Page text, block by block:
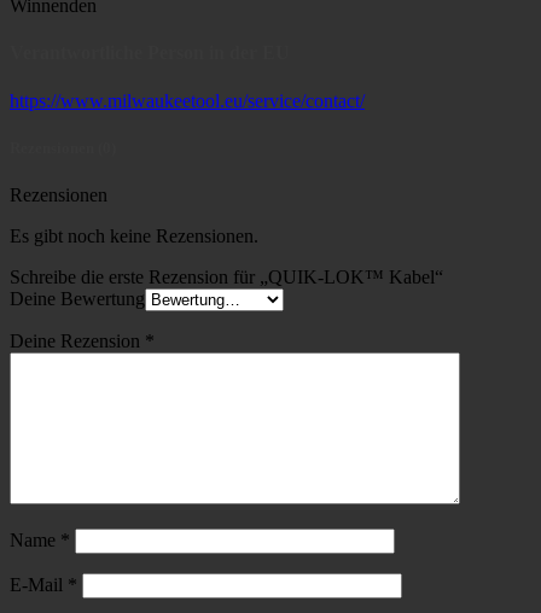
Winnenden
https://www.milwaukeetool.eu/service/contact/
Rezensionen
Es gibt noch keine Rezensionen.
Schreibe die erste Rezension für „QUIK-LOK™ Kabel“
Deine Bewertung
Deine Rezension *
Name *
E-Mail *